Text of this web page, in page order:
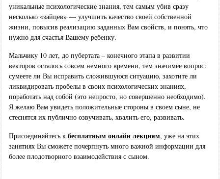
уникальные психологические знания, тем самым убив сразу
несколько «зайцев» — улучшить качество своей собственной
жизни, повысив реализацию заданных Вам свойств, и понять, что
нужно для счастья Вашему ребенку.
Мальчику 10 лет, до пубертата – конечного этапа в развитии
векторов осталось совсем немного времени, тем значимее вопрос:
сумеете ли Вы исправить сложившуюся ситуацию, захотите ли
ликвидировать пробелы в своих психологических знаниях,
поработать над собой (это непросто, но совершенно необходимо).
Я желаю Вам увидеть положительные стороны в своем сыне, не
стеснятся их публично озвучивать, хвалить его, развивать.
Присоединяйтесь к бесплатным онлайн лекциям, уже на этих
занятиях Вы сможете почерпнуть много важной информации для
более плодотворного взаимодействия с сыном.